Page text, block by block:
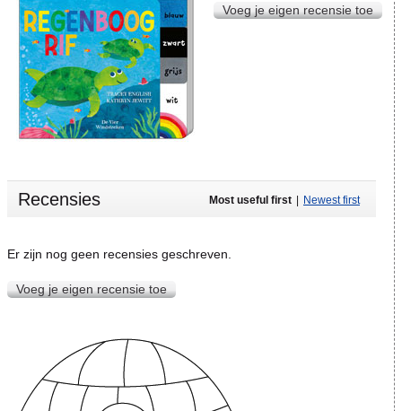
Voeg je eigen recensie toe
Recensies Most useful first Newest first
Er zijn nog geen recensies geschreven.
Voeg je eigen recensie toe